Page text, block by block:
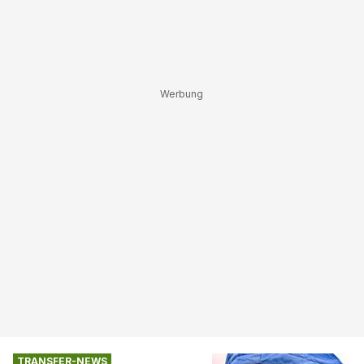
TRANSFER-NEWS